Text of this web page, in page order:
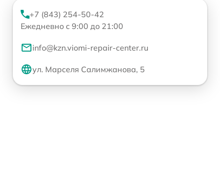
+7 (843) 254-50-42
Ежедневно с 9:00 до 21:00
info@kzn.viomi-repair-center.ru
ул. Марселя Салимжанова, 5